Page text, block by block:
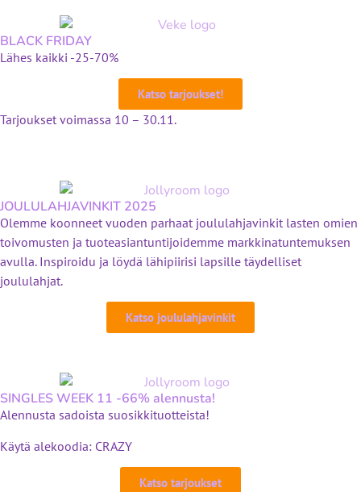
BLACK FRIDAY
Lähes kaikki -25-70%
Katso tarjoukset!
Tarjoukset voimassa 10 – 30.11.
JOULULAHJAVINKIT 2025
Olemme koonneet vuoden parhaat joululahjavinkit lasten omien
toivomusten ja tuoteasiantuntijoidemme markkinatuntemuksen
avulla. Inspiroidu ja löydä lähipiirisi lapsille täydelliset
joululahjat.
Katso joululahjavinkit
SINGLES WEEK 11 -66% alennusta!
Alennusta sadoista suosikkituotteista!
Käytä alekoodia: CRAZY
Katso tarjoukset